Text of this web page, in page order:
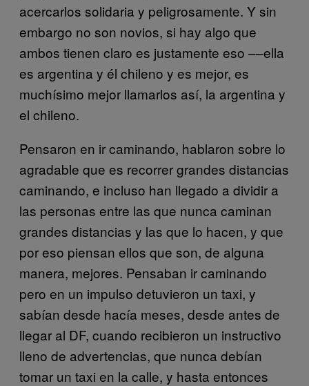
acercarlos solidaria y peligrosamente. Y sin
embargo no son novios, si hay algo que
ambos tienen claro es justamente eso ––ella
es argentina y él chileno y es mejor, es
muchísimo mejor llamarlos así, la argentina y
el chileno.
Pensaron en ir caminando, hablaron sobre lo
agradable que es recorrer grandes distancias
caminando, e incluso han llegado a dividir a
las personas entre las que nunca caminan
grandes distancias y las que lo hacen, y que
por eso piensan ellos que son, de alguna
manera, mejores. Pensaban ir caminando
pero en un impulso detuvieron un taxi, y
sabían desde hacía meses, desde antes de
llegar al DF, cuando recibieron un instructivo
lleno de advertencias, que nunca debían
tomar un taxi en la calle, y hasta entonces